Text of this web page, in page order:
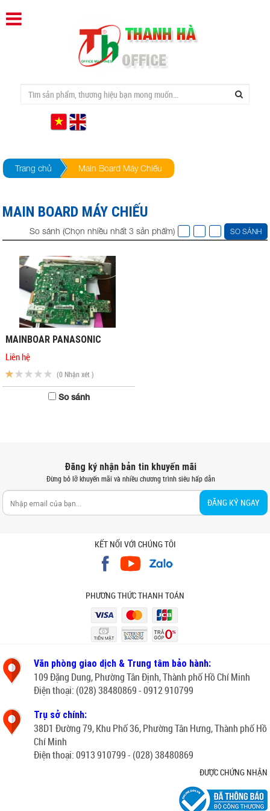
Trang chủ Main Board Máy Chiếu
MAIN BOARD MÁY CHIẾU
So sánh (Chọn nhiều nhất 3 sản phẩm) SO SÁNH
MAINBOAR PANASONIC
Liên hệ
(0 Nhận xét )
So sánh
Đăng ký nhận bản tin khuyến mãi
Đừng bỏ lỡ khuyến mãi và nhiều chương trình siêu hấp dẫn
ĐĂNG KÝ NGAY
KẾT NỐI VỚI CHÚNG TÔI
PHƯƠNG THỨC THANH TOÁN
Văn phòng giao dịch & Trung tâm bảo hành:
109 Đặng Dung, Phường Tân Định, Thành phố Hồ Chí Minh
Điện thoại: (028) 38480869 - 0912 910799
Trụ sở chính:
38D1 Đường 79, Khu Phố 36, Phường Tân Hưng, Thành phố Hồ
Chí Minh
Điện thoại: 0913 910799 - (028) 38480869
ĐƯỢC CHỨNG NHẬN